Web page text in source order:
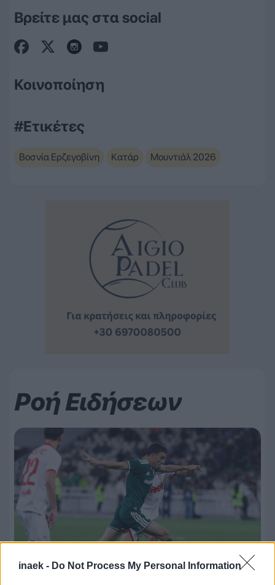
inaek - Do Not Process My Personal Information
Βρείτε μας στα social
Κοινοποίηση
#Ετικέτες
Βοσνία Ερζεγοβίνη Κατάρ Μουντιάλ 2026
Ροή Ειδήσεων